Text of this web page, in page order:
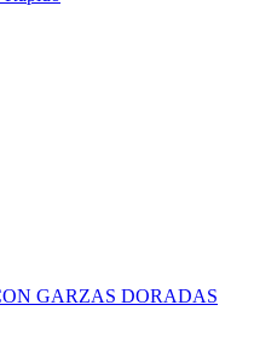
GARZAS DORADAS